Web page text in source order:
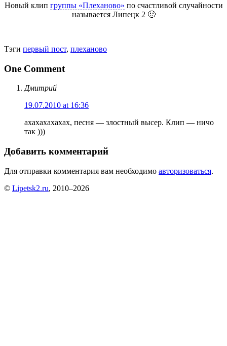
Новый клип группы «Плеханово» по счастливой случайности
называется Липецк 2 🙂
Тэги первый пост, плеханово
One Comment
Дмитрий
19.07.2010 at 16:36
ахахахахахах, песня — злостный высер. Клип — ничо
так )))
Добавить комментарий
Для отправки комментария вам необходимо авторизоваться.
© Lipetsk2.ru, 2010–2026